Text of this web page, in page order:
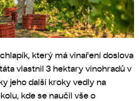
který má vinaření doslova
vlastnil 3 hektary vinohradů v
jeho další kroky vedly na
kde se naučil vše o